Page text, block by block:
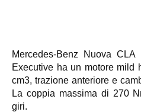
Mercedes-Benz Nuova
Executive ha un motore mild
cm3, trazione anteriore e
La coppia massima di 270
giri.